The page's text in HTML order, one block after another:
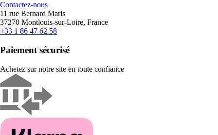
Contactez-nous
11 rue Bernard Maris
37270 Montlouis-sur-Loire, France
+33 1 86 47 62 58
Paiement sécurisé
Achetez sur notre site en toute confiance